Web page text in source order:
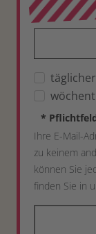
*
Ihre E-Mail-
zu keinem
können Sie
finden Sie in